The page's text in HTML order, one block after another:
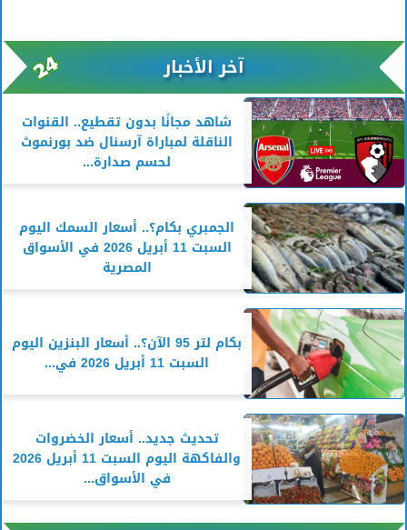
آخر الأخبار
شاهد مجانًا بدون تقطيع.. القنوات
الناقلة لمباراة آرسنال ضد بورنموث
لحسم صدارة...
الجمبري بكام؟.. أسعار السمك اليوم
السبت 11 أبريل 2026 في الأسواق
المصرية
بكام لتر 95 الآن؟.. أسعار البنزين اليوم
السبت 11 أبريل 2026 في...
تحديث جديد.. أسعار الخضروات
والفاكهة اليوم السبت 11 أبريل 2026
في الأسواق...